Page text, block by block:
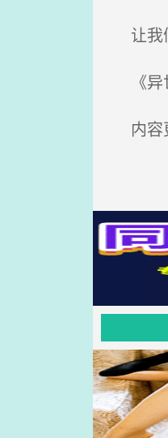
让我
《异
内容